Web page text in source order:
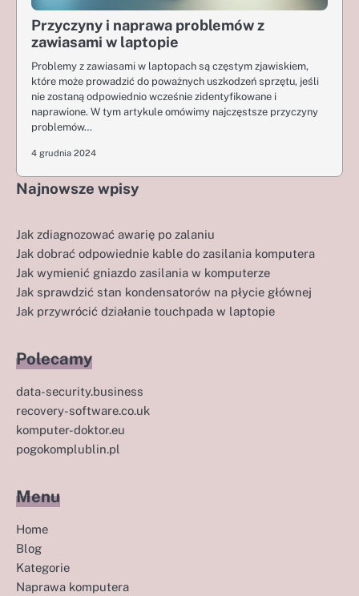
Przyczyny i naprawa problemów z
zawiasami w laptopie
Problemy z zawiasami w laptopach są częstym zjawiskiem,
które może prowadzić do poważnych uszkodzeń sprzętu, jeśli
nie zostaną odpowiednio wcześnie zidentyfikowane i
naprawione. W tym artykule omówimy najczęstsze przyczyny
problemów…
4 grudnia 2024
Najnowsze wpisy
Jak zdiagnozować awarię po zalaniu
Jak dobrać odpowiednie kable do zasilania komputera
Jak wymienić gniazdo zasilania w komputerze
Jak sprawdzić stan kondensatorów na płycie głównej
Jak przywrócić działanie touchpada w laptopie
Polecamy
data-security.business
recovery-software.co.uk
komputer-doktor.eu
pogokomplublin.pl
Menu
Home
Blog
Kategorie
Naprawa komputera